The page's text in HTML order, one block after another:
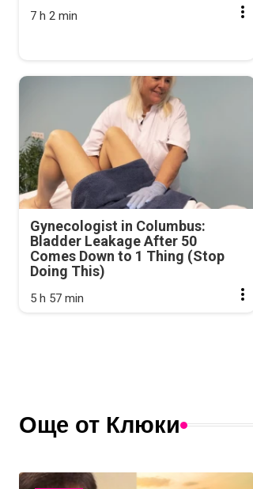
7 h 2 min
Gynecologist in Columbus:
Bladder Leakage After 50
Comes Down to 1 Thing (Stop
Doing This)
5 h 57 min
Още от Клюки